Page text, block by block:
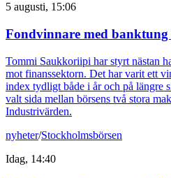
5 augusti, 15:06
Fondvinnare med
Tommi Saukkoriipi har styrt nästan
mot finanssektorn. Det har varit ett
index tydligt både i år och på längre
valt sida mellan börsens två stora
Industrivärden.
nyheter/Stockholmsbörsen
Idag, 14:40